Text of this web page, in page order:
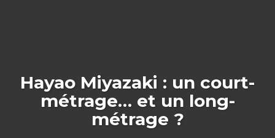
Hayao Miyazaki : un court-
métrage… et un long-
métrage ?